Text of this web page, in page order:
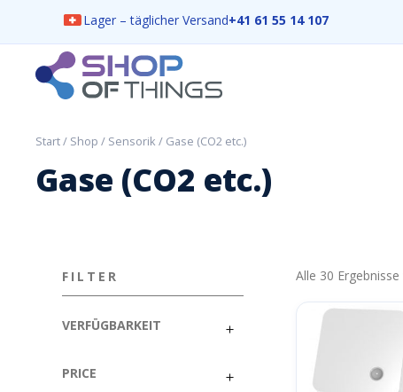
Lager – täglicher Versand+41 61 55 14 107
ShopOfThings
Start/ Shop / Sensorik / Gase (CO2 etc.)
Gase (CO2 etc.)
FILTER
VERFÜGBARKEIT
PRICE
Alle 30